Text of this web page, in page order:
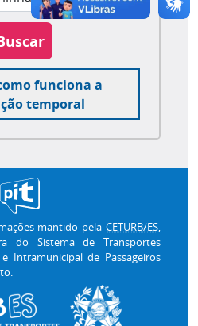
funciona a
temporal
mantido pela CETURB/ES,
do Sistema de Transportes
Intramunicipal de Passageiros